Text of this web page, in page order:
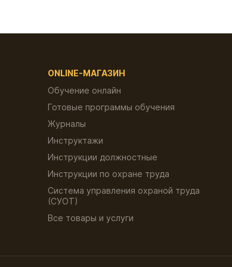
ONLINE-МАГАЗИН
Обучение онлайн
Готовые программы обучения
Журналы
Инструктажи
Инструкции должностные
Инструкции по охране труда
Система управления охраной труда
(СУОТ)
Все товары и услуги